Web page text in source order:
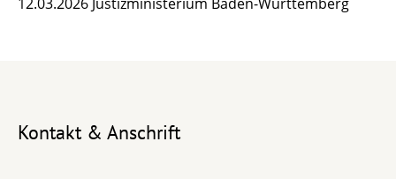
12.03.2026 Justizministerium Baden-Württemberg
Kontakt & Anschrift